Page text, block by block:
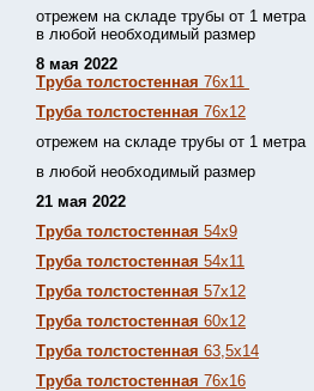
отрежем на складе трубы от 1 метра
в любой необходимый размер
8 мая 2022
Труба толстостенная 76х11
Труба толстостенная 76х12
отрежем на складе трубы от 1 метра
в любой необходимый размер
21 мая 2022
Труба толстостенная 54х9
Труба толстостенная 54х11
Труба толстостенная 57х12
Труба толстостенная 60х12
Труба толстостенная 63,5х14
Труба толстостенная 76х16